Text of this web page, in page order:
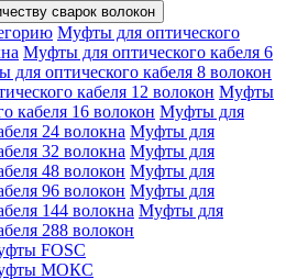
сварок волокон
Муфты для оптического
Муфты для оптического кабеля 6
для оптического кабеля 8 волокон
кабеля 12 волокон Муфты
кабеля 16 волокон Муфты для
24 волокна Муфты для
32 волокна Муфты для
48 волокон Муфты для
96 волокон Муфты для
144 волокна Муфты для
288 волокон
FOSC
МОКС